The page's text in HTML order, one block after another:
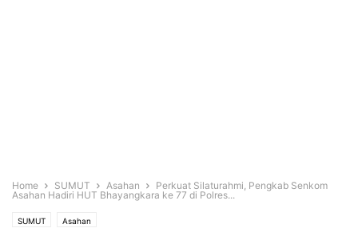
Home SUMUT Asahan
Perkuat Silaturahmi, Pengkab Senkom
Asahan Hadiri HUT Bhayangkara ke 77 di Polres...
SUMUT Asahan